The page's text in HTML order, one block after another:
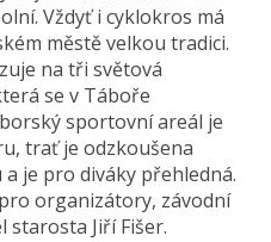
Vždyť i cyklokros má
městě velkou tradici.
na tři světová
se v Táboře
sportovní areál je
trať je odzkoušena
je pro diváky přehledná.
organizátory, závodní
starosta Jiří Fišer.